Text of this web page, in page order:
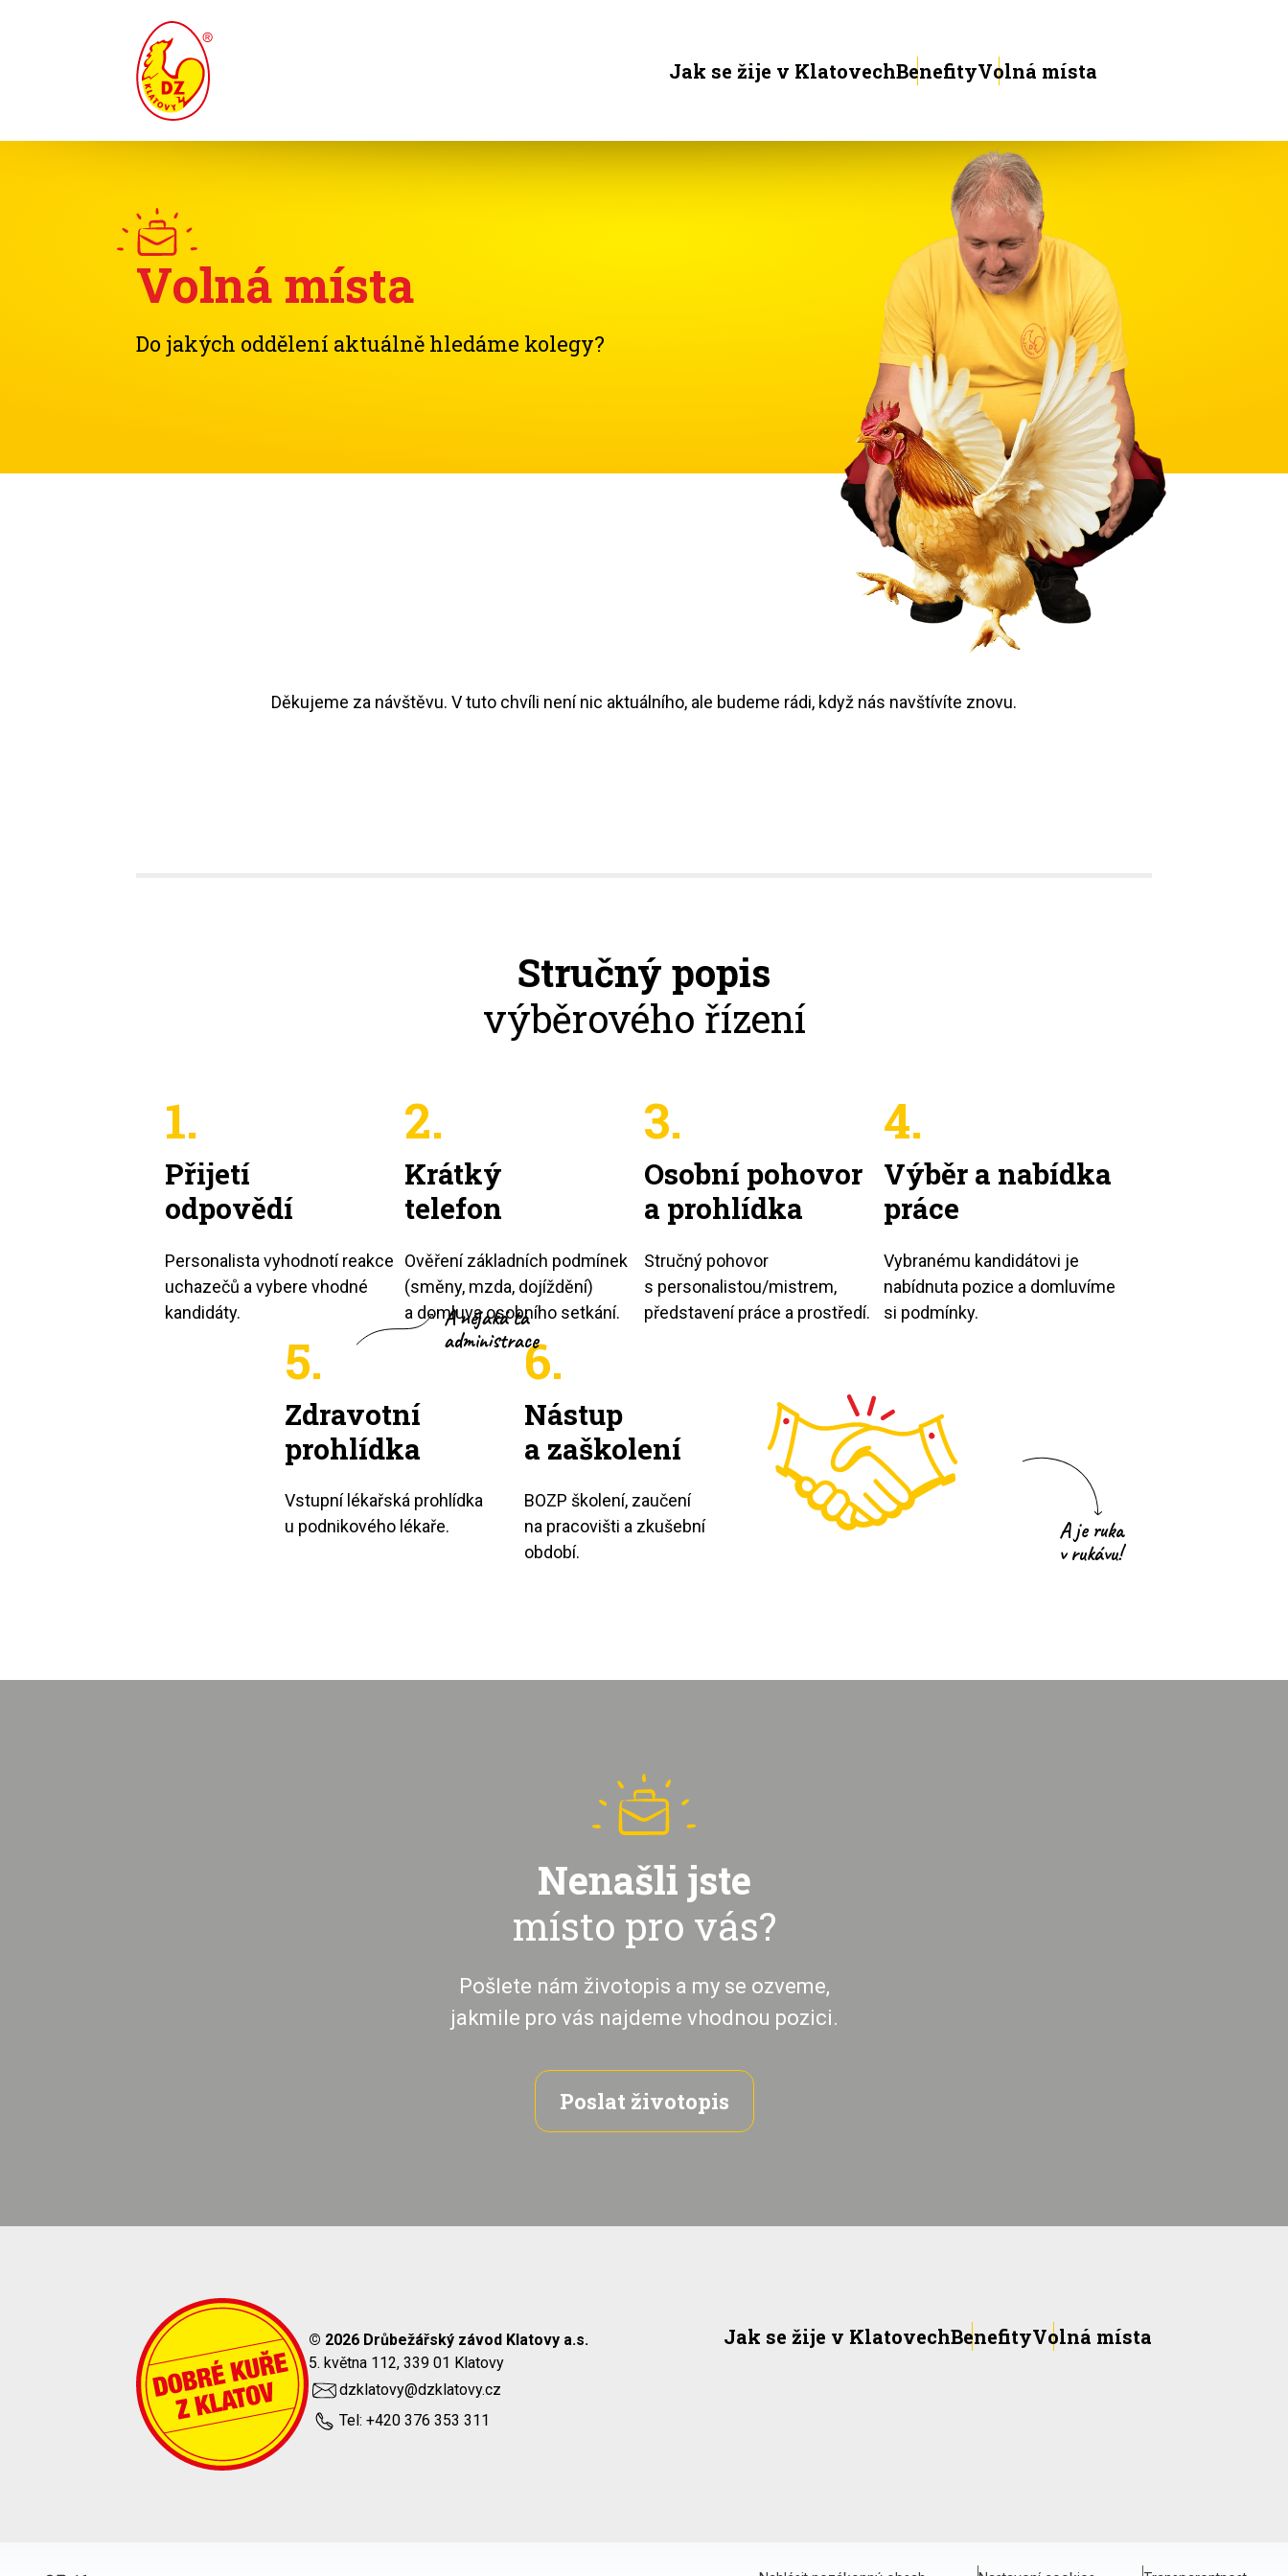
Jak se žije v KlatovechBenefityVolná místa
Volná místa
Do jakých oddělení aktuálně hledáme kolegy?
Děkujeme za návštěvu. V tuto chvíli není nic aktuálního, ale budeme rádi, když nás navštívíte znovu.
Stručný popis
výběrového řízení
1.
Přijetí
odpovědí
Personalista vyhodnotí reakce
uchazečů a vybere vhodné
kandidáty.
2.
Krátký
telefon
Ověření základních podmínek
(směny, mzda, dojíždění)
a domluva osobního setkání.
3.
Osobní pohovor
a prohlídka
Stručný pohovor
s personalistou/mistrem,
představení práce a prostředí.
4.
Výběr a nabídka
práce
Vybranému kandidátovi je
nabídnuta pozice a domluvíme
si podmínky.
5.
A nějaká ta
administrace
Zdravotní
prohlídka
Vstupní lékařská prohlídka
u podnikového lékaře.
6.
Nástup
a zaškolení
BOZP školení, zaučení
na pracovišti a zkušební
období.
A je ruka
v rukávu!
Nenašli jste
místo pro vás?
Pošlete nám životopis a my se ozveme,
jakmile pro vás najdeme vhodnou pozici.
Poslat životopis
© 2026 Drůbežářský závod Klatovy a.s.
5. května 112, 339 01 Klatovy
dzklatovy@dzklatovy.cz
Tel: +420 376 353 311
Jak se žije v KlatovechBenefityVolná místa